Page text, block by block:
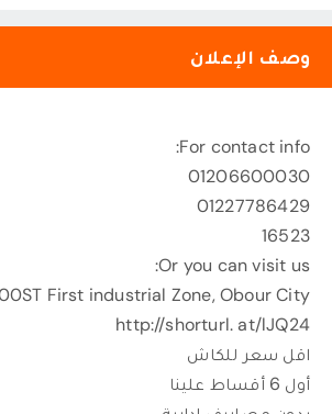
وصف الإعلان
For contact info:
01206600030
01227786429
16523
Or you can visit us:
First industrial Zone, Obour City
http://shorturl. at/lJQ24
اقل سعر للكاش
أول 6 أقساط علينا